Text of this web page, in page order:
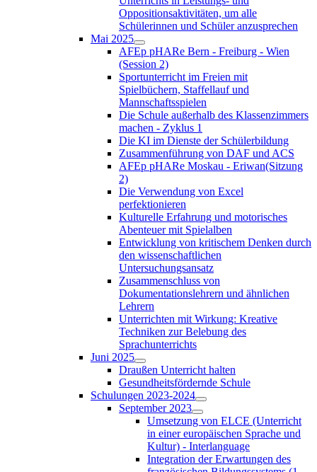
Oppositionsaktivitäten, um alle
Schülerinnen und Schüler anzusprechen
Mai 2025
AFEp pHARe Bern - Freiburg - Wien
(Session 2)
Sportunterricht im Freien mit
Spielbüchern, Staffellauf und
Mannschaftsspielen
Die Schule außerhalb des Klassenzimmers
machen - Zyklus 1
Die KI im Dienste der Schülerbildung
Zusammenführung von DAF und ACS
AFEp pHARe Moskau - Eriwan(Sitzung
2)
Die Verwendung von Excel
perfektionieren
Kulturelle Erfahrung und motorisches
Abenteuer mit Spielalben
Entwicklung von kritischem Denken durch
den wissenschaftlichen
Untersuchungsansatz
Zusammenschluss von
Dokumentationslehrern und ähnlichen
Lehrern
Unterrichten mit Wirkung: Kreative
Techniken zur Belebung des
Sprachunterrichts
Juni 2025
Draußen Unterricht halten
Gesundheitsfördernde Schule
Schulungen 2023-2024
September 2023
Umsetzung von ELCE (Unterricht
in einer europäischen Sprache und
Kultur) - Interlanguage
Integration der Erwartungen des